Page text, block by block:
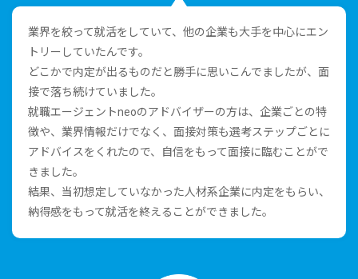
業界を絞って就活をしていて、他の企業も⼤⼿を中⼼にエン
トリーしていたんです。
どこかで内定が出るものだと勝⼿に思いこんでましたが、⾯
接で落ち続けていました。
就職エージェントneoのアドバイザーの⽅は、企業ごとの特
徴や、業界情報だけでなく、⾯接対策も選考ステップごとに
アドバイスをくれたので、⾃信をもって⾯接に臨むことがで
きました。
結果、当初想定していなかった⼈材系企業に内定をもらい、
納得感をもって就活を終えることができました。